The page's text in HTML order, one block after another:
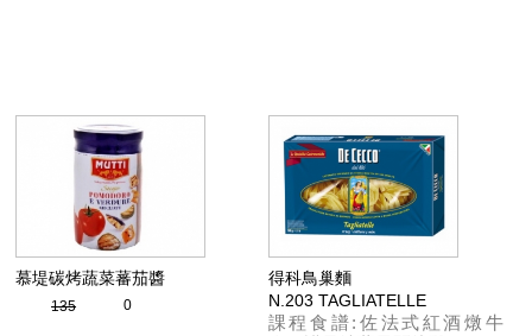
慕堤碳烤蔬菜蕃茄醬
135 0
得科鳥巢麵
N.203 TAGLIATELLE
課程食譜:佐法式紅酒燉牛